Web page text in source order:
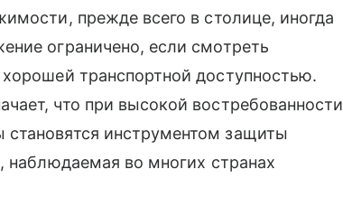
прежде всего в столице, иногда
ограничено, если смотреть
транспортной доступностью.
что при высокой востребованности
инструментом защиты
наблюдаемая во многих странах